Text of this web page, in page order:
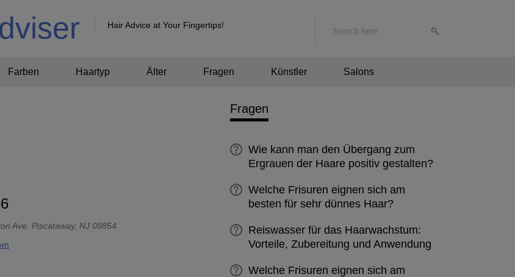
Hair Advice at Your Fingertips!
Farben Haartyp Älter Fragen Künstler Salons
Ave. Piscataway, NJ 08854
Fragen
Wie kann man den Übergang zum
Ergrauen der Haare positiv gestalten?
Welche Frisuren eignen sich am
besten für sehr dünnes Haar?
Reiswasser für das Haarwachstum:
Vorteile, Zubereitung und Anwendung
Welche Frisuren eignen sich am